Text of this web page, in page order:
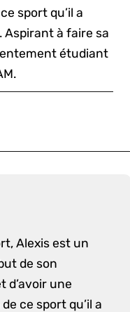
sport qu’il a
à faire sa
étudiant
Alexis est un
de son
d’avoir une
ce sport qu’il a